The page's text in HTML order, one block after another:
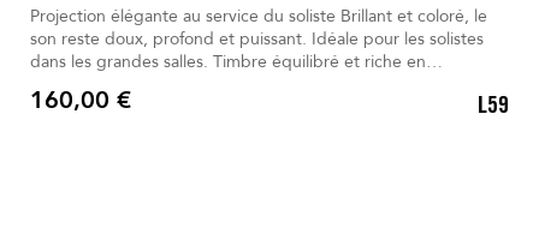
Projection élégante au service du soliste Brillant et coloré, le
son reste doux, profond et puissant. Idéale pour les solistes
dans les grandes salles. Timbre équilibré et riche en
favorise une vibration optimale. La vis unique assure un
Prix
160,00 € L59